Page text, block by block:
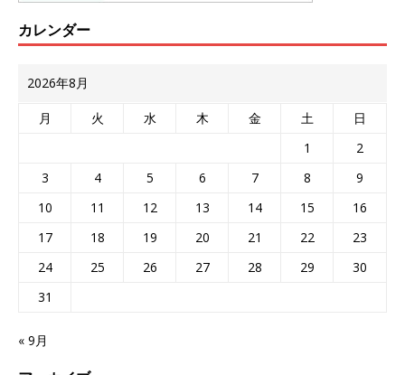
カレンダー
2026年8月
月 火 水 木 金 土
日
1
2
3
4 5 6 7 8
9
10
11 12 13 14 15
16
17
18 19 20 21 22
23
24
25 26 27 28 29
30
31
« 9月